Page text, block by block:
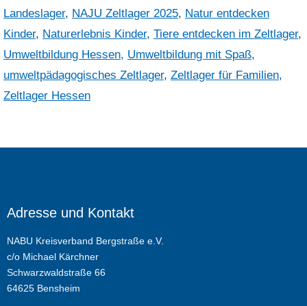
Landeslager, NAJU Zeltlager 2025, Natur entdecken
Kinder, Naturerlebnis Kinder, Tiere entdecken im Zeltlager,
Umweltbildung Hessen, Umweltbildung mit Spaß,
umweltpädagogisches Zeltlager, Zeltlager für Familien,
Zeltlager Hessen
Adresse und Kontakt
NABU Kreisverband Bergstraße e.V.
c/o Michael Kärchner
Schwarzwaldstraße 66
64625 Bensheim